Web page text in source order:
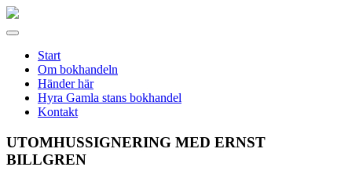
Gamla
Meny
Start
Om bokhandeln
Händer här
Hyra Gamla stans bokhandel
Kontakt
UTOMHUSSIGNERING MED ERNST
BILLGREN